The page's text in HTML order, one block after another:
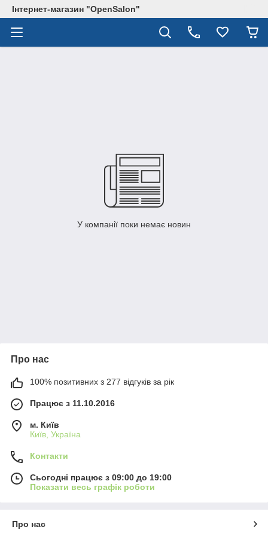
Інтернет-магазин "OpenSalon"
У компанії поки немає новин
Про нас
100% позитивних з 277 відгуків за рік
Працює з 11.10.2016
м. Київ
Київ, Україна
Контакти
Сьогодні працює з 09:00 до 19:00
Показати весь графік роботи
Про нас